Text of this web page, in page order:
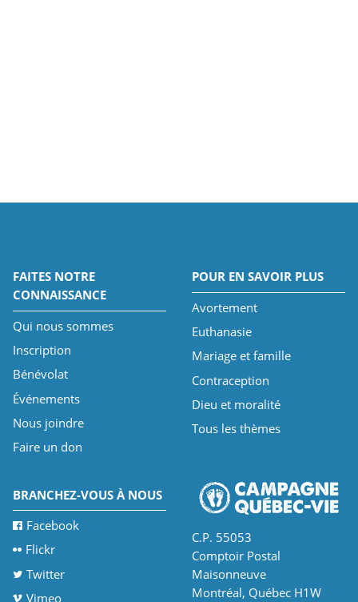
FAITES NOTRE
CONNAISSANCE
Qui nous sommes
Inscription
Bénévolat
Événements
Nous joindre
Faire un don
POUR EN SAVOIR PLUS
Avortement
Euthanasie
Mariage et famille
Contraception
Dieu et moralité
Tous les thèmes
BRANCHEZ-VOUS À NOUS
Facebook
Flickr
Twitter
Vimeo
C.P. 55053
Comptoir Postal
Maisonneuve
Montréal, Québec H1W